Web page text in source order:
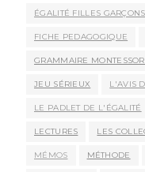
ÉGALITÉ FILLES GARÇONS
FICHE PEDAGOGIQUE
GRAMMAIRE
JEU SÉRIEUX L'AVIS
LE PADLET DE L'ÉGALITÉ
LECTURES LES
MÉMOS MÉTHODE